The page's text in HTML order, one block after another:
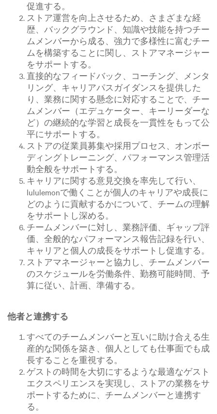
促進する。
ストア運営を向上させるため、さまざまな経
歴、バックグラウンド、知識や技能を持つチー
ムメンバーから成る、強力で多様性に富むチー
ムを構築することに関し、ストアマネージャー
をサポートする。
直接的なフィードバック、コーチング、メンタ
リング、キャリアパスガイダンスを提供した
り、業務に関する懸念に対応することで、チー
ムメンバー（エデュケーター、キーリーダーな
ど）の継続的な学習と成長を一貫性をもって公
平にサポートする。
ストアの従業員募集や採用プロセス、オンボー
ディングトレーニング、パフォーマンス管理活
動全般をサポートする。
キャリアに関する意見交換を率先して行い、
lululemonで働くことが個人のキャリアや成長に
どのように貢献するかについて、チームの理解
をサポートし深める。
チームメンバーに対し、業務評価、ギャップ評
価、全般的なパフォーマンス報告記録を行い、
キャリアと個人の成長をサポートし促進する。
ストアマネージャーと協力し、チームメンバー
のスケジュールを労働条件、勤務可能時間、予
算に従い、計画、準備する。
他者と連携する
すべてのチームメンバーと互いに助け合える生
産的な関係を築き、個人としても仕事面でも成
長することを重視する。
ゲストの時間を大切にするような最適なゲスト
エクスペリエンスを実現し、ストアの業務をサ
ポートするために、チームメンバーと連携す
る。